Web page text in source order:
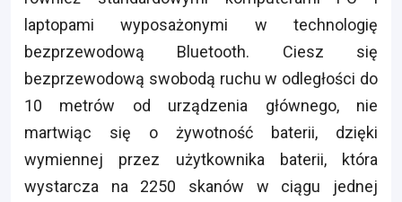
laptopami wyposażonymi w technologię
bezprzewodową Bluetooth. Ciesz się
bezprzewodową swobodą ruchu w odległości do
10 metrów od urządzenia głównego, nie
martwiąc się o żywotność baterii, dzięki
wymiennej przez użytkownika baterii, która
wystarcza na 2250 skanów w ciągu jednej